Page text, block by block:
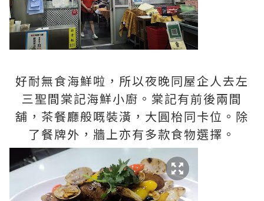
好耐無食海鮮啦，所以夜晚同屋企人去左
三聖間棠記海鮮小廚。棠記有前後兩間
舖，茶餐廳般嘅裝潢，大圓枱同卡位。除
了餐牌外，牆上亦有多款食物選擇。